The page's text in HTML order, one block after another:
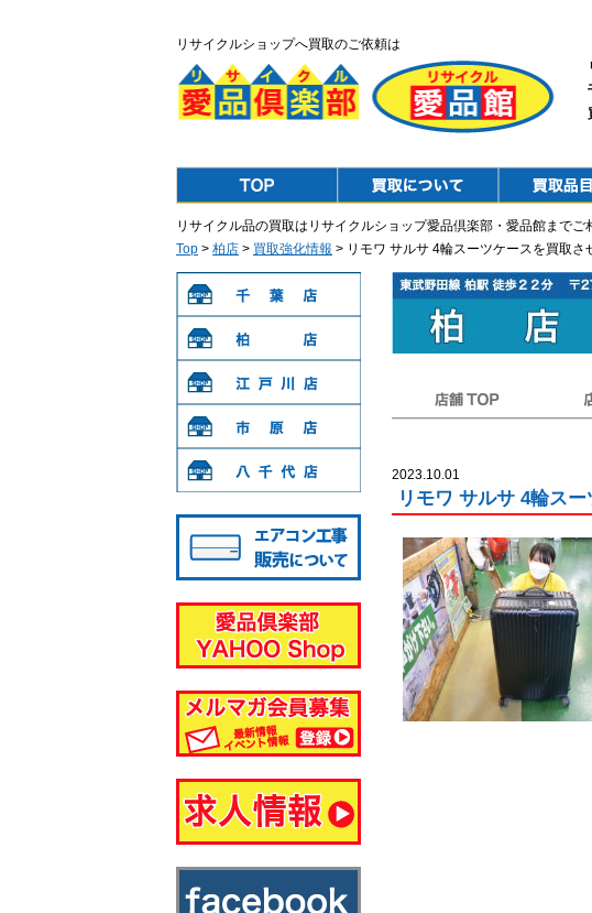
リサイクルショップへ買取のご依頼は
リサイクル品の買取はリサイクルショップ愛品倶楽部・愛品館までご
Top > 柏店 > 買取強化情報 > リモワ サルサ 4輪スーツケースを買取さ
2023.10.01
リモワ サルサ 4輪ス